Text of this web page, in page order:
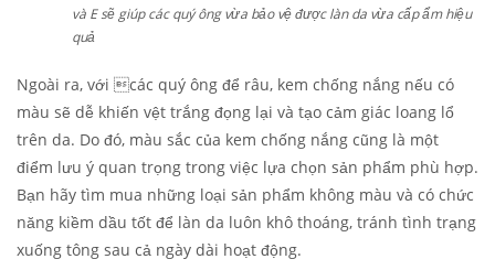
và E sẽ giúp các quý ông vừa bảo vệ được làn da vừa cấp ẩm hiệu
quả
Ngoài ra, với các quý ông để râu, kem chống nắng nếu có
màu sẽ dễ khiến vệt trắng đọng lại và tạo cảm giác loang lổ
trên da. Do đó, màu sắc của kem chống nắng cũng là một
điểm lưu ý quan trọng trong việc lựa chọn sản phẩm phù hợp.
Bạn hãy tìm mua những loại sản phẩm không màu và có chức
năng kiềm dầu tốt để làn da luôn khô thoáng, tránh tình trạng
xuống tông sau cả ngày dài hoạt động.